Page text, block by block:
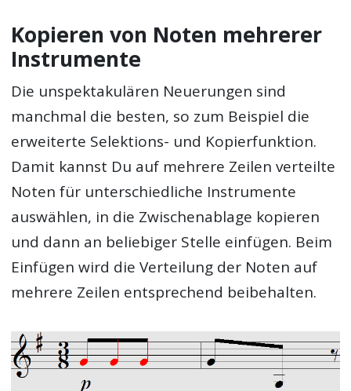
Kopieren von Noten mehrerer
Instrumente
Die unspektakulären Neuerungen sind
manchmal die besten, so zum Beispiel die
erweiterte Selektions- und Kopierfunktion.
Damit kannst Du auf mehrere Zeilen verteilte
Noten für unterschiedliche Instrumente
auswählen, in die Zwischenablage kopieren
und dann an beliebiger Stelle einfügen. Beim
Einfügen wird die Verteilung der Noten auf
mehrere Zeilen entsprechend beibehalten.